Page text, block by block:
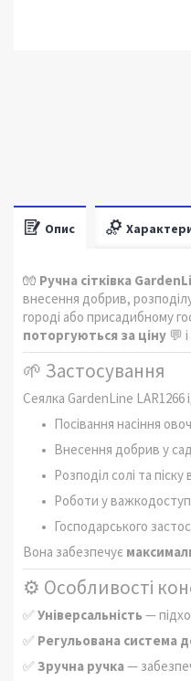
Опис
🧤 Ручна сітківка
внесення добрив,
городі або присадибному
поторгуються за ціну 💬
🌱 Застосування
Сеялка GardenLine LAR1266
Посівання насіння
Внесення добрив у
Розподіл солі та
Роботи у
Господарського
Вона забезпечує
⚙️ Особливості
✅ Універсальність —
✅ Регульована система
✅ Зручна ручка—